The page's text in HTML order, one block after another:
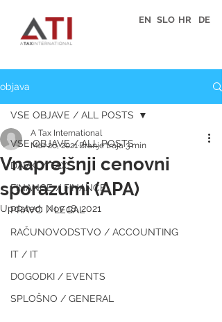
EN SLO HR DE
objava
VSE OBJAVE / ALL POSTS
DAVKI / TAX
FINANCE / FINANCE
PRAVO / LEGAL
RAČUNOVODSTVO / ACCOUNTING
IT / IT
DOGODKI / EVENTS
SPLOŠNO / GENERAL
VSE OBJAVE / ALL POSTS
Vnaprejšnji cenovni
sporazumi (APA)
A Tax International
Mar 26, 2021 Branje traja 3 min
Updated: Nov 18, 2021